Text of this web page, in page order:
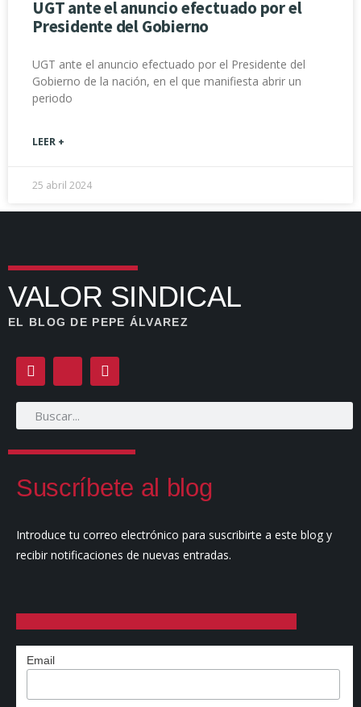
UGT ante el anuncio efectuado por el
Presidente del Gobierno
UGT ante el anuncio efectuado por el Presidente del
Gobierno de la nación, en el que manifiesta abrir un
periodo
LEER +
25 abril 2024
VALOR SINDICAL
EL BLOG DE PEPE ÁLVAREZ
Suscríbete al blog
Introduce tu correo electrónico para suscribirte a este blog y
recibir notificaciones de nuevas entradas.
Email